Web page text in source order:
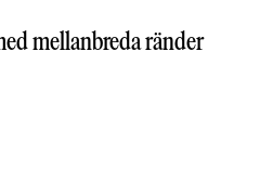
mellanbreda ränder